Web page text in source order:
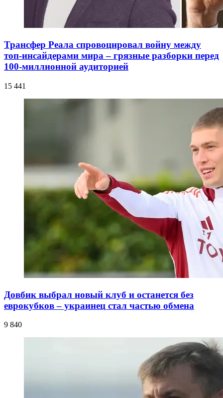
Трансфер Реала спровоцировал войну между
топ-инсайдерами мира – грязные разборки перед
100-миллионной аудиторией
15 441
Довбик выбрал новый клуб и останется без
еврокубков – украинец стал частью обмена
9 840